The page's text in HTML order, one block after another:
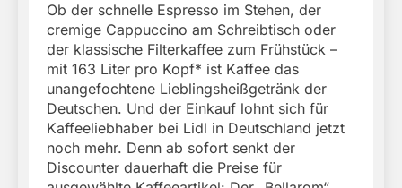
Ob der schnelle Espresso im Stehen, der
cremige Cappuccino am Schreibtisch oder
der klassische Filterkaffee zum Frühstück –
mit 163 Liter pro Kopf* ist Kaffee das
unangefochtene Lieblingsheißgetränk der
Deutschen. Und der Einkauf lohnt sich für
Kaffeeliebhaber bei Lidl in Deutschland jetzt
noch mehr. Denn ab sofort senkt der
Discounter dauerhaft die Preise für